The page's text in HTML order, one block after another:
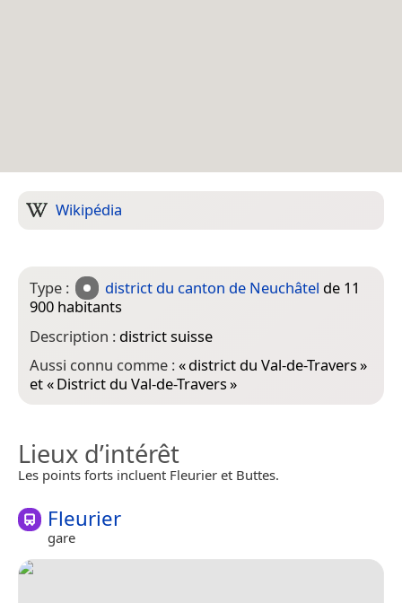
Wikipédia
Type : district du canton de Neuchâtel de 11
900 habitants
Description : district suisse
Aussi connu comme :«district du Val-de-Travers»
et «District du Val-de-Travers»
Lieux d’intérêt
Les points forts incluent Fleurier et Buttes.
Fleurier
gare